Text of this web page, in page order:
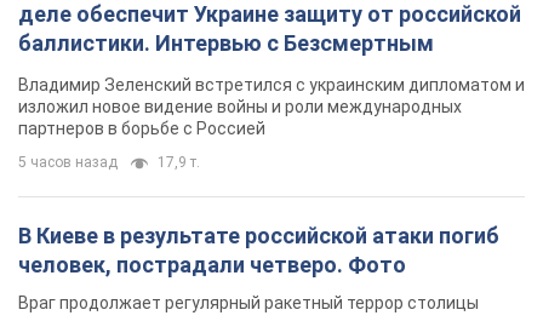
деле обеспечит Украине защиту от российской
баллистики. Интервью с Безсмертным
Владимир Зеленский встретился с украинским дипломатом и
изложил новое видение войны и роли международных
партнеров в борьбе с Россией
5 часов назад 17,9 т.
В Киеве в результате российской атаки погиб
человек, пострадали четверо. Фото
Враг продолжает регулярный ракетный террор столицы